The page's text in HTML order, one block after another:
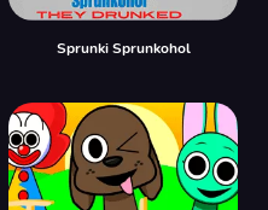
Sprunki Sprunkohol